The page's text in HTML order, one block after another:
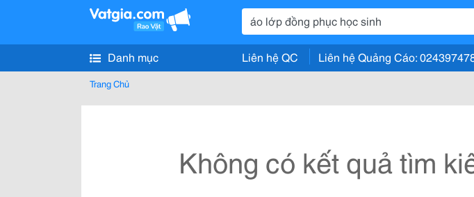
Danh mục Liên hệ QC Liên hệ Quảng Cáo:
Trang Chủ
Không có kết quả tìm